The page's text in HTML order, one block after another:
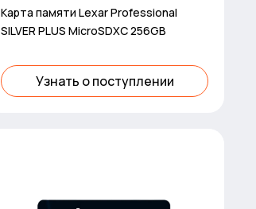
Карта памяти Lexar Professional
SILVER PLUS MicroSDXC 256GB
Узнать о поступлении